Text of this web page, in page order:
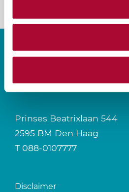
CONTACT
Prinses Beatrixlaan 544
2595 BM Den Haag
T 088-0107777
Disclaimer